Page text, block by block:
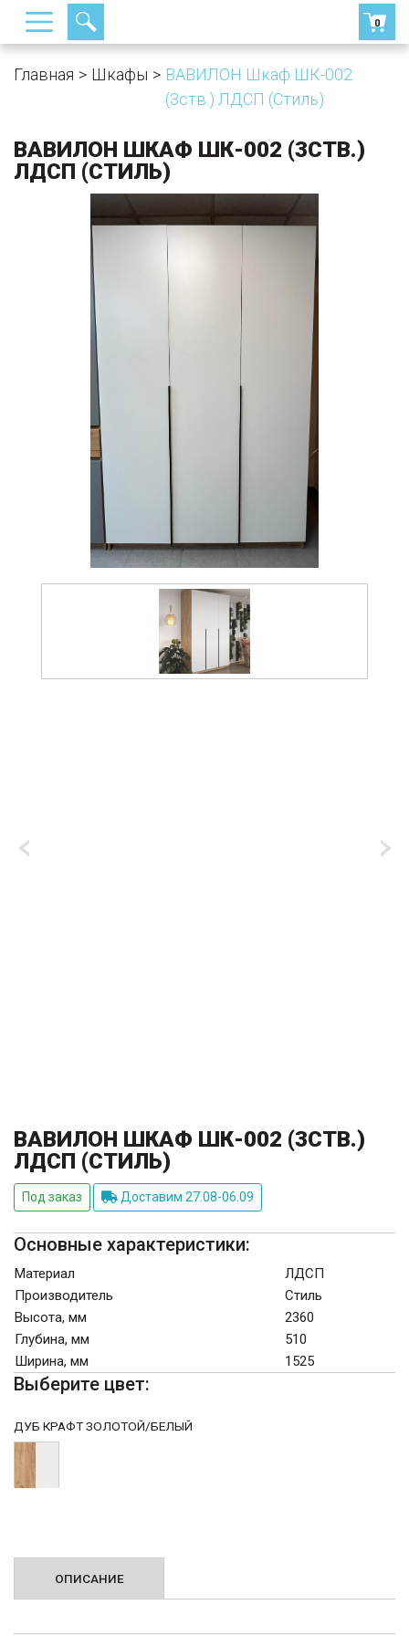
0
Главная Шкафы
ВАВИЛОН Шкаф ШК-002
(3ств.) ЛДСП (Стиль)
ВАВИЛОН ШКАФ ШК-002 (3СТВ.)
ЛДСП (СТИЛЬ)
ВАВИЛОН ШКАФ ШК-002 (3СТВ.)
ЛДСП (СТИЛЬ)
Под заказ Доставим 27.08-06.09
Основные характеристики:
Материал
ЛДСП
Производитель
Стиль
Высота, мм
2360
Глубина, мм
510
Ширина, мм
1525
Выберите цвет:
ДУБ КРАФТ ЗОЛОТОЙ/БЕЛЫЙ
ОПИСАНИЕ